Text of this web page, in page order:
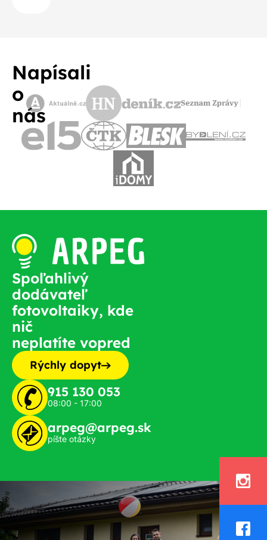
Napísali
o
nás
Spoľahlivý
dodávateľ
fotovoltaiky, kde
nič
neplatíte vopred
Rýchly dopyt
915 130 053
08:00 - 17:00
arpeg@arpeg.sk
píšte otázky